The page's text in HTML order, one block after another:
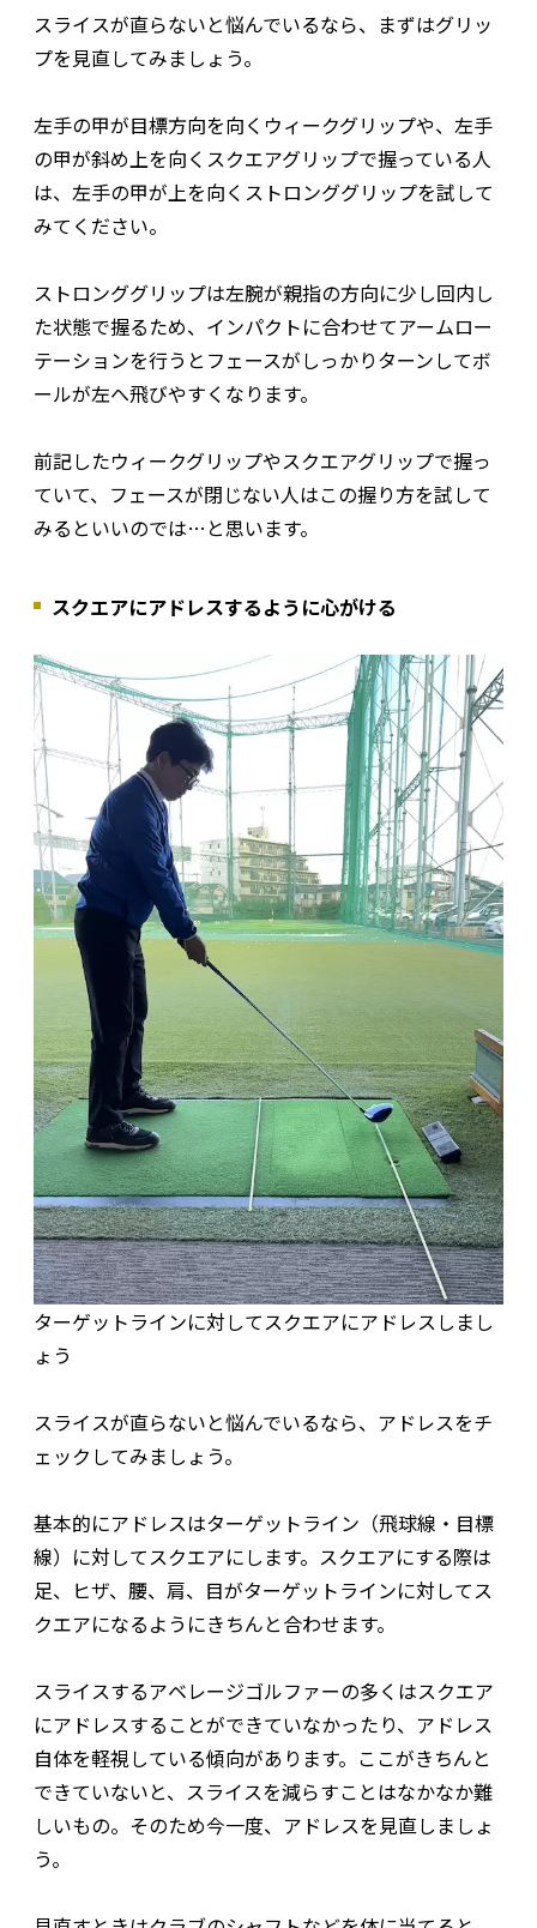
スライスが直らないと悩んでいるなら、まずはグリッ
プを見直してみましょう。
左手の甲が目標方向を向くウィークグリップや、左手
の甲が斜め上を向くスクエアグリップで握っている人
は、左手の甲が上を向くストロンググリップを試して
みてください。
ストロンググリップは左腕が親指の方向に少し回内し
た状態で握るため、インパクトに合わせてアームロー
テーションを行うとフェースがしっかりターンしてボ
ールが左へ飛びやすくなります。
前記したウィークグリップやスクエアグリップで握っ
ていて、フェースが閉じない人はこの握り方を試して
みるといいのでは…と思います。
スクエアにアドレスするように心がける
ターゲットラインに対してスクエアにアドレスしまし
ょう
スライスが直らないと悩んでいるなら、アドレスをチ
ェックしてみましょう。
基本的にアドレスはターゲットライン（飛球線・目標
線）に対してスクエアにします。スクエアにする際は
足、ヒザ、腰、肩、目がターゲットラインに対してス
クエアになるようにきちんと合わせます。
スライスするアベレージゴルファーの多くはスクエア
にアドレスすることができていなかったり、アドレス
自体を軽視している傾向があります。ここがきちんと
できていないと、スライスを減らすことはなかなか難
しいもの。そのため今一度、アドレスを見直しましょ
う。